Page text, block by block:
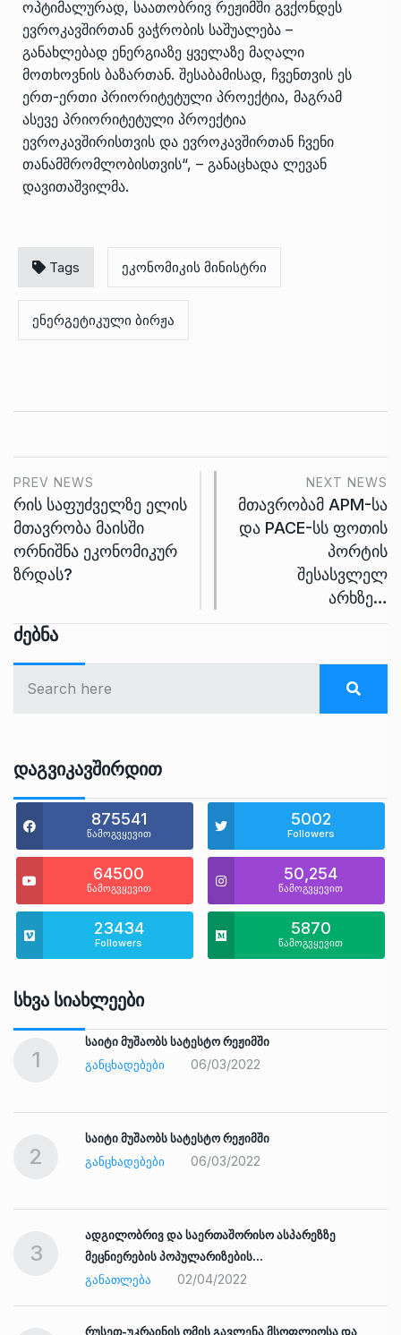
ოპტიმალურად, საათობრივ რეჟიმში გვქონდეს
ევროკავშირთან ვაჭრობის საშუალება –
განახლებად ენერგიაზე ყველაზე მაღალი
მოთხოვნის ბაზართან. შესაბამისად, ჩვენთვის ეს
ერთ-ერთი პრიორიტეტული პროექტია, მაგრამ
ასევე პრიორიტეტული პროექტია
ევროკავშირისთვის და ევროკავშირთან ჩვენი
თანამშრომლობისთვის“, – განაცხადა ლევან
დავითაშვილმა.
Tags ეკონომიკის მინისტრი
ენერგეტიკული ბირჟა
PREV NEWS
რის საფუძველზე ელის
მთავრობა მაისში
ორნიშნა ეკონომიკურ
ზრდას?
NEXT NEWS
მთავრობამ APM-სა
და PACE-სს ფოთის
პორტის
შესასვლელ
არხზე…
Ძებნა
Დაგვიკავშირდით
875541
წამოგვყევით
5002
Followers
64500
წამოგვყევით
50,254
წამოგვყევით
23434
Followers
5870
წამოგვყევით
Სხვა Სიახლეები
1
საიტი მუშაობს სატესტო რეჟიმში
ᲒᲐᲜᲪᲮᲐᲓᲔᲑᲔᲑᲘ
06/03/2022
2
საიტი მუშაობს სატესტო რეჟიმში
ᲒᲐᲜᲪᲮᲐᲓᲔᲑᲔᲑᲘ
06/03/2022
3
ადგილობრივ და საერთაშორისო ასპარეზზე
მეცნიერების პოპულარიზების…
ᲒᲐᲜᲐᲗᲚᲔᲑᲐ
02/04/2022
რუსეთ-უკრაინის ომის გავლენა მსოფლიოსა და